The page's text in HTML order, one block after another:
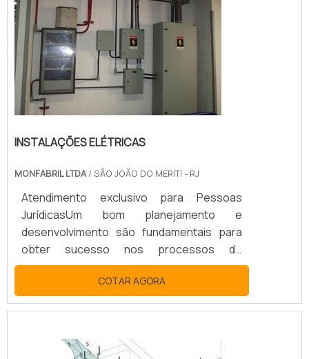
e eficaz, o comissionamento tende a se
configurar c...
INSTALAÇÕES ELÉTRICAS
MONFABRIL LTDA/ SÃO JOÃO DO MERITI - RJ
Atendimento exclusivo para Pessoas
JurídicasUm bom planejamento e
desenvolvimento são fundamentais para
obter sucesso nos processos de
instalações elétricas. O projeto de
instalação é comumente realizado no início
de uma obra, levando em conta as
Assim, é fundamental que o mesmo seja
feito por um profissional
COTAR AGORA